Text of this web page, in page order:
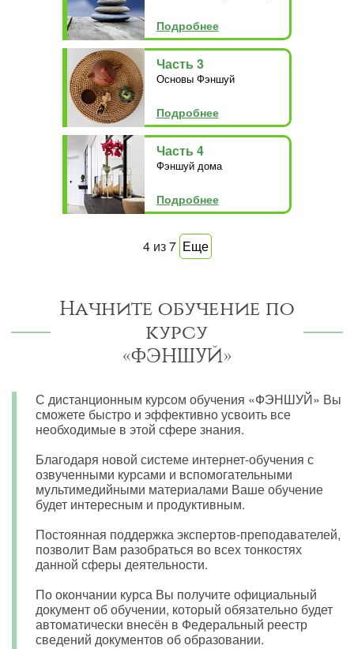
Подробнее
Часть 3
Основы Фэншуй
Подробнее
Часть 4
Фэншуй дома
Подробнее
4из7 Еще
Начните обучение по
курсу
«ФЭНШУЙ»
С дистанционным курсом обучения «ФЭНШУЙ» Вы
сможете быстро и эффективно усвоить все
необходимые в этой сфере знания.
Благодаря новой системе интернет-обучения с
озвученными курсами и вспомогательными
мультимедийными материалами Ваше обучение
будет интересным и продуктивным.
Постоянная поддержка экспертов-преподавателей,
позволит Вам разобраться во всех тонкостях
данной сферы деятельности.
По окончании курса Вы получите официальный
документ об обучении, который обязательно будет
автоматически внесён в Федеральный реестр
сведений документов об образовании.